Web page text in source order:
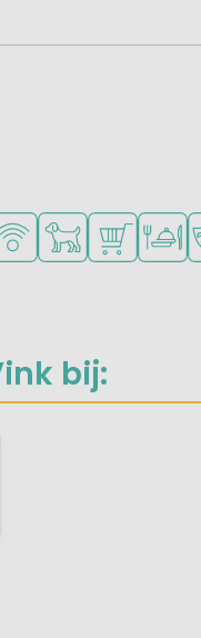
kinderen
tieners om te
beschikbaar
Huisdieren
bij: